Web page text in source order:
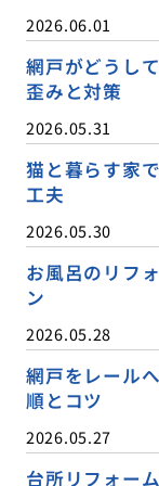
2026.06.01
網戸がどうし
歪みと対策
2026.05.31
猫と暮らす家
工夫
2026.05.30
お風呂のリフ
ン
2026.05.28
網戸をレール
順とコツ
2026.05.27
台所リフォー